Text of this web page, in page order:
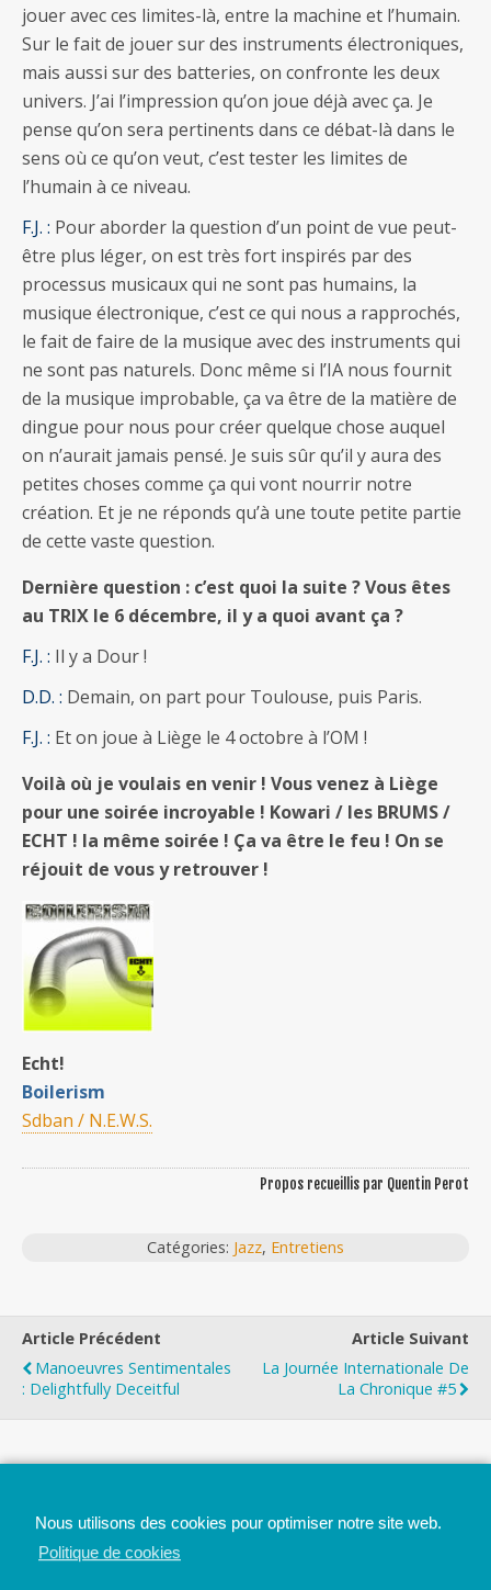
jouer avec ces limites-là, entre la machine et l’humain.
Sur le fait de jouer sur des instruments électroniques,
mais aussi sur des batteries, on confronte les deux
univers. J’ai l’impression qu’on joue déjà avec ça. Je
pense qu’on sera pertinents dans ce débat-là dans le
sens où ce qu’on veut, c’est tester les limites de
l’humain à ce niveau.
F.J. : Pour aborder la question d’un point de vue peut-
être plus léger, on est très fort inspirés par des
processus musicaux qui ne sont pas humains, la
musique électronique, c’est ce qui nous a rapprochés,
le fait de faire de la musique avec des instruments qui
ne sont pas naturels. Donc même si l’IA nous fournit
de la musique improbable, ça va être de la matière de
dingue pour nous pour créer quelque chose auquel
on n’aurait jamais pensé. Je suis sûr qu’il y aura des
petites choses comme ça qui vont nourrir notre
création. Et je ne réponds qu’à une toute petite partie
de cette vaste question.
Dernière question : c’est quoi la suite ? Vous êtes
au TRIX le 6 décembre, il y a quoi avant ça ?
F.J. : Il y a Dour !
D.D. : Demain, on part pour Toulouse, puis Paris.
F.J. : Et on joue à Liège le 4 octobre à l’OM !
Voilà où je voulais en venir ! Vous venez à Liège
pour une soirée incroyable ! Kowari / les BRUMS /
ECHT ! la même soirée ! Ça va être le feu ! On se
réjouit de vous y retrouver !
Echt!
Boilerism
Sdban / N.E.W.S.
Propos recueillis par Quentin Perot
Catégories: Jazz, Entretiens
Article Précédent
Manoeuvres Sentimentales
: Delightfully Deceitful
Article Suivant
La Journée Internationale De
La Chronique #5
Nous utilisons des cookies pour optimiser notre site web.
Politique de cookies